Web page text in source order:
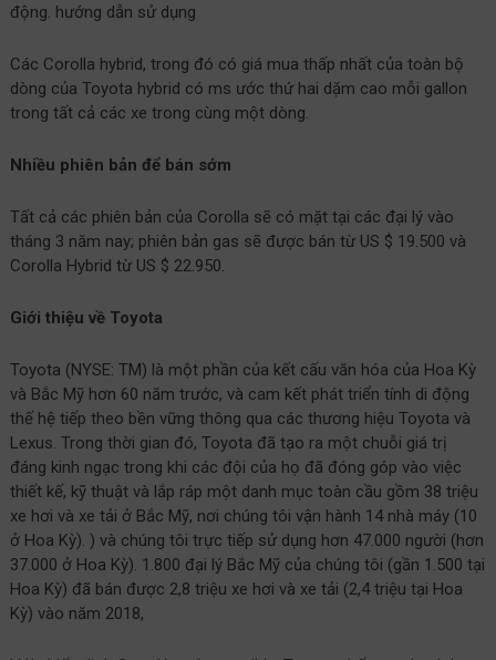
động. hướng dẫn sử dụng
Các Corolla hybrid, trong đó có giá mua thấp nhất của toàn bộ
dòng của Toyota hybrid có ms ước thứ hai dặm cao mỗi gallon
trong tất cả các xe trong cùng một dòng.
Nhiều phiên bản để bán sớm
Tất cả các phiên bản của Corolla sẽ có mặt tại các đại lý vào
tháng 3 năm nay; phiên bản gas sẽ được bán từ US $ 19.500 và
Corolla Hybrid từ US $ 22.950.
Giới thiệu về Toyota
Toyota (NYSE: TM) là một phần của kết cấu văn hóa của Hoa Kỳ
và Bắc Mỹ hơn 60 năm trước, và cam kết phát triển tính di động
thế hệ tiếp theo bền vững thông qua các thương hiệu Toyota và
Lexus. Trong thời gian đó, Toyota đã tạo ra một chuỗi giá trị
đáng kinh ngạc trong khi các đội của họ đã đóng góp vào việc
thiết kế, kỹ thuật và lắp ráp một danh mục toàn cầu gồm 38 triệu
xe hơi và xe tải ở Bắc Mỹ, nơi chúng tôi vận hành 14 nhà máy (10
ở Hoa Kỳ). ) và chúng tôi trực tiếp sử dụng hơn 47.000 người (hơn
37.000 ở Hoa Kỳ). 1.800 đại lý Bắc Mỹ của chúng tôi (gần 1.500 tại
Hoa Kỳ) đã bán được 2,8 triệu xe hơi và xe tải (2,4 triệu tại Hoa
Kỳ) vào năm 2018,